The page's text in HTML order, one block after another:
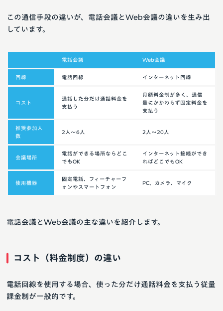
この通信手段の違いが、電話会議とWeb会議の違いを生み出
しています。
電話会議 Web会議
回線 電話回線 インターネット回線
コスト
通話した分だけ通話料金を
支払う
月額料金制が多く、通信
量にかかわらず固定料金を
支払う
推奨参加人
数
2人～6人 2人～20人
会議場所
電話ができる場所ならどこ
でもOK
インターネット接続ができ
ればどこでもOK
使用機器
固定電話、フィーチャーフ
ォンやスマートフォン
PC、カメラ、マイク
電話会議とWeb会議の主な違いを紹介します。
コスト（料金制度）の違い
電話回線を使用する場合、使った分だけ通話料金を支払う従量
課金制が一般的です。